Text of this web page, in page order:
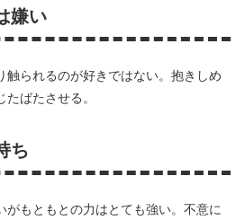
嫌い
触られるのが好きではない。抱きしめ
ばたさせる。
ち
がもともとの力はとても強い。不意に